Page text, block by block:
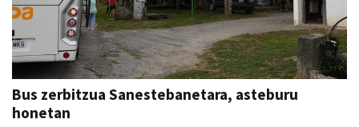
Bus zerbitzua Sanestebanetara, asteburu
honetan